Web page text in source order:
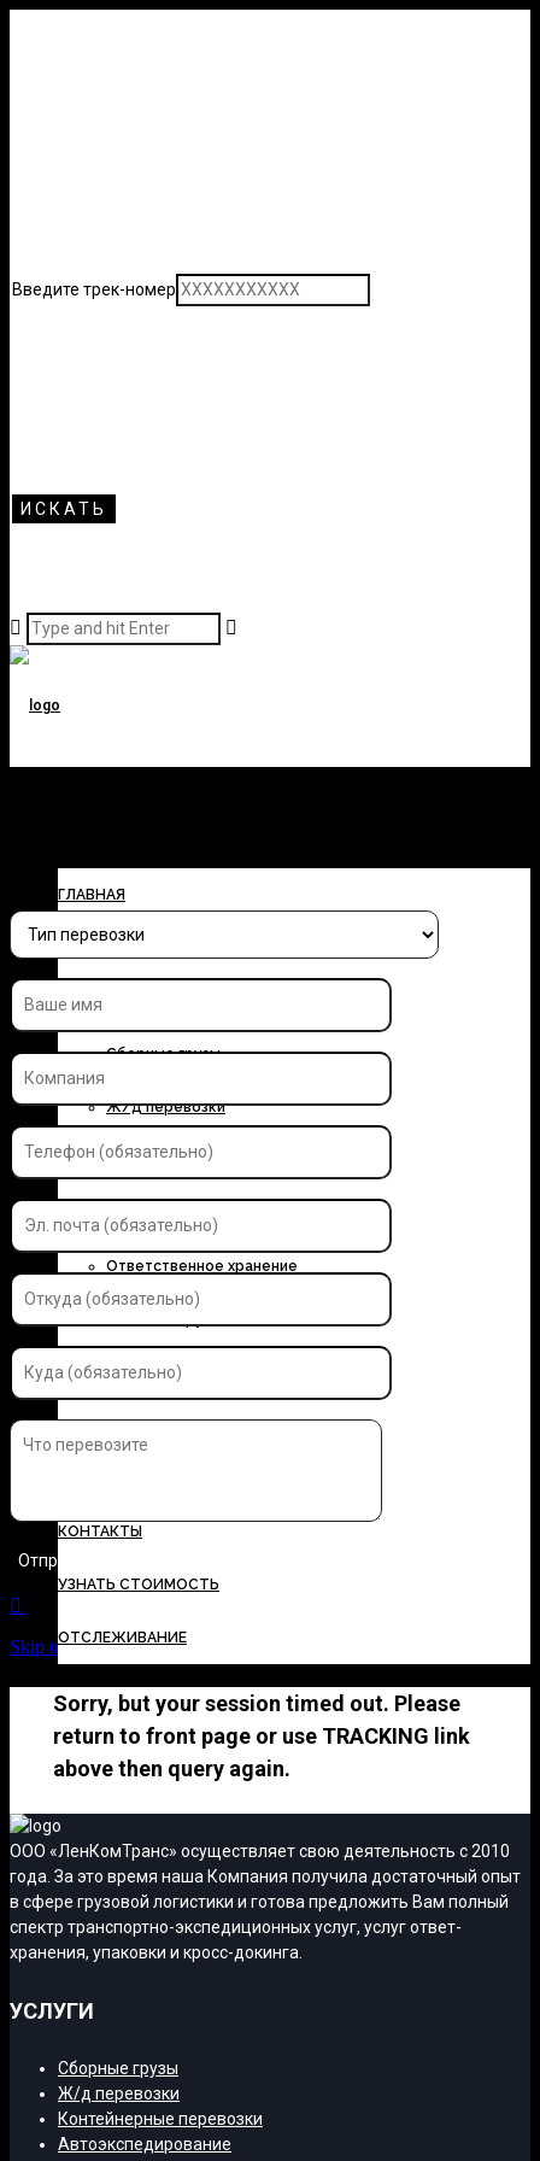
Введите трек-номер
ГЛАВНАЯ
О КОМПАНИИ
УСЛУГИ
Сборные грузы
Ж/д перевозки
Контейнерные перевозки
Автоэкспедирование
Ответственное хранение
Страхование грузов
ДОКУМЕНТЫ
КОНТАКТЫ
УЗНАТЬ СТОИМОСТЬ
ОТСЛЕЖИВАНИЕ
стоимость перевозки
Skip to Content
Sorry, but your session timed out. Please
return to front page or use TRACKING link
above then query again.
ООО «ЛенКомТранс» осуществляет свою деятельность с 2010
года. За это время наша Компания получила достаточный опыт
в сфере грузовой логистики и готова предложить Вам полный
спектр транспортно-экспедиционных услуг, услуг ответ-
хранения, упаковки и кросс-докинга.
УСЛУГИ
Сборные грузы
Ж/д перевозки
Контейнерные перевозки
Автоэкспедирование